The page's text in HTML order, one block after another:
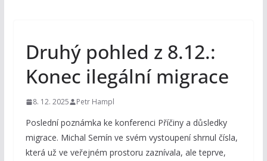
Druhý pohled z 8.12.:
Konec ilegální migrace
8. 12. 2025 Petr Hampl
Poslední poznámka ke konferenci Příčiny a důsledky
migrace. Michal Semín ve svém vystoupení shrnul čísla,
která už ve veřejném prostoru zaznívala, ale teprve,